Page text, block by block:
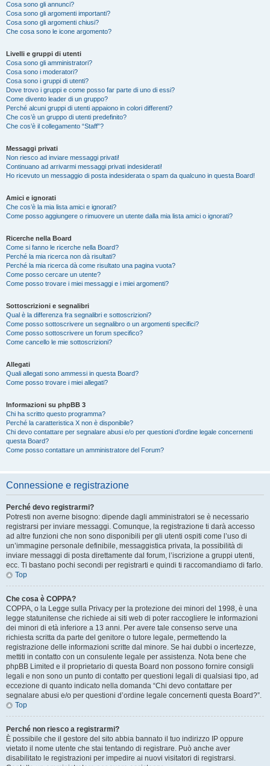
Cosa sono gli annunci?
Cosa sono gli argomenti importanti?
Cosa sono gli argomenti chiusi?
Che cosa sono le icone argomento?
Livelli e gruppi di utenti
Cosa sono gli amministratori?
Cosa sono i moderatori?
Cosa sono i gruppi di utenti?
Dove trovo i gruppi e come posso far parte di uno di essi?
Come divento leader di un gruppo?
Perché alcuni gruppi di utenti appaiono in colori differenti?
Che cos’è un gruppo di utenti predefinito?
Che cos’è il collegamento “Staff”?
Messaggi privati
Non riesco ad inviare messaggi privati!
Continuano ad arrivarmi messaggi privati indesiderati!
Ho ricevuto un messaggio di posta indesiderata o spam da qualcuno in questa Board!
Amici e ignorati
Che cos’è la mia lista amici e ignorati?
Come posso aggiungere o rimuovere un utente dalla mia lista amici o ignorati?
Ricerche nella Board
Come si fanno le ricerche nella Board?
Perché la mia ricerca non dà risultati?
Perché la mia ricerca dà come risultato una pagina vuota?
Come posso cercare un utente?
Come posso trovare i miei messaggi e i miei argomenti?
Sottoscrizioni e segnalibri
Qual è la differenza fra segnalibri e sottoscrizioni?
Come posso sottoscrivere un segnalibro o un argomenti specifici?
Come posso sottoscrivere un forum specifico?
Come cancello le mie sottoscrizioni?
Allegati
Quali allegati sono ammessi in questa Board?
Come posso trovare i miei allegati?
Informazioni su phpBB 3
Chi ha scritto questo programma?
Perché la caratteristica X non è disponibile?
Chi devo contattare per segnalare abusi e/o per questioni d’ordine legale concernenti
questa Board?
Come posso contattare un amministratore del Forum?
Connessione e registrazione
Perché devo registrarmi?
Potresti non averne bisogno: dipende dagli amministratori se è necessario
registrarsi per inviare messaggi. Comunque, la registrazione ti darà accesso
ad altre funzioni che non sono disponibili per gli utenti ospiti come l’uso di
un’immagine personale definibile, messaggistica privata, la possibilità di
inviare messaggi di posta direttamente dal forum, l’iscrizione a gruppi utenti,
ecc. Ti bastano pochi secondi per registrarti e quindi ti raccomandiamo di farlo.
Top
Che cosa è COPPA?
COPPA, o la Legge sulla Privacy per la protezione dei minori del 1998, è una
legge statunitense che richiede ai siti web di poter raccogliere le informazioni
dei minori di età inferiore a 13 anni. Per avere tale consenso serve una
richiesta scritta da parte del genitore o tutore legale, permettendo la
registrazione delle informazioni scritte dal minore. Se hai dubbi o incertezze,
mettiti in contatto con un consulente legale per assistenza. Nota bene che
phpBB Limited e il proprietario di questa Board non possono fornire consigli
legali e non sono un punto di contatto per questioni legali di qualsiasi tipo, ad
eccezione di quanto indicato nella domanda “Chi devo contattare per
segnalare abusi e/o per questioni d’ordine legale concernenti questa Board?”.
Top
Perché non riesco a registrarmi?
È possibile che il gestore del sito abbia bannato il tuo indirizzo IP oppure
vietato il nome utente che stai tentando di registrare. Può anche aver
disabilitato le registrazioni per impedire ai nuovi visitatori di registrarsi.